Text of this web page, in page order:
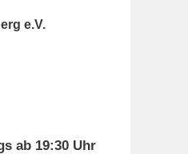
e.V.
ab 19:30 Uhr